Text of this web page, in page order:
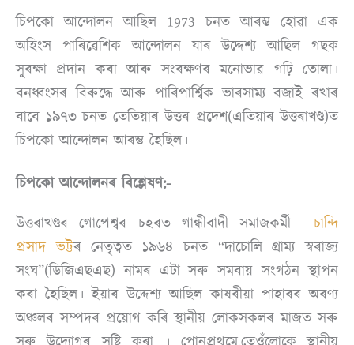
চিপকো আন্দোলন আছিল 1973 চনত আৰম্ভ হোৱা এক
অহিংস পাৰিৱেশিক আন্দোলন যাৰ উদ্দেশ্য আছিল গছক
সুৰক্ষা প্ৰদান কৰা আৰু সংৰক্ষণৰ মনোভাৱ গঢ়ি তোলা।
বনধ্বংসৰ বিৰুদ্ধে আৰু পাৰিপাৰ্শ্বিক ভাৰসাম্য বজাই ৰখাৰ
বাবে ১৯৭৩ চনত তেতিয়াৰ উত্তৰ প্ৰদেশ(এতিয়াৰ উত্তৰাখণ্ড)ত
চিপকো আন্দোলন আৰম্ভ হৈছিল।
চিপকো আন্দোলনৰ বিশ্লেষণ:-
উত্তৰাখণ্ডৰ গোপেশ্বৰ চহৰত গান্ধীবাদী সমাজকৰ্মীচান্দি
প্ৰসাদ ভট্টৰ নেতৃত্বত ১৯৬৪ চনত “দাচোলি গ্ৰাম্য স্বৰাজ্য
সংঘ”(ডিজিএছএছ) নামৰ এটা সৰু সমবায় সংগঠন স্থাপন
কৰা হৈছিল। ইয়াৰ উদ্দেশ্য আছিল কাষৰীয়া পাহাৰৰ অৰণ্য
অঞ্চলৰ সম্পদৰ প্ৰয়োগ কৰি স্থানীয় লোকসকলৰ মাজত সৰু